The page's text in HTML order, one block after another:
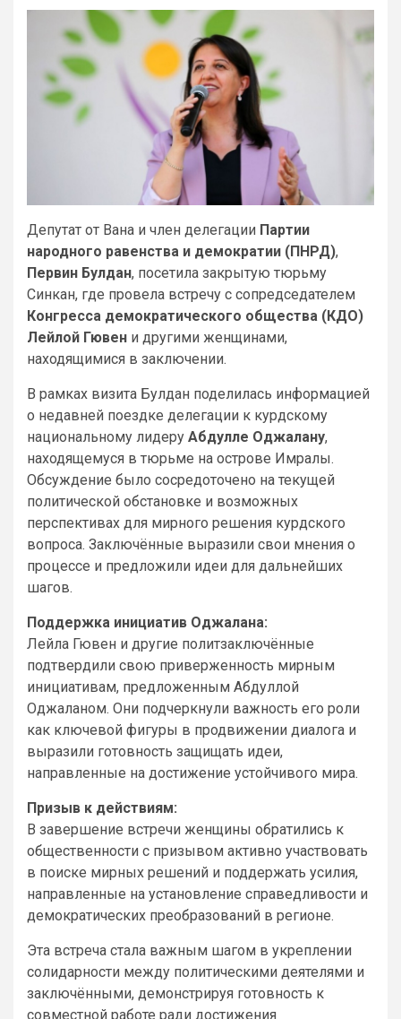
Депутат от Вана и член делегации Партии
народного равенства и демократии (ПНРД),
Первин Булдан, посетила закрытую тюрьму
Синкан, где провела встречу с сопредседателем
Конгресса демократического общества (КДО)
Лейлой Гювен и другими женщинами,
находящимися в заключении.
В рамках визита Булдан поделилась информацией
о недавней поездке делегации к курдскому
национальному лидеру Абдулле Оджалану,
находящемуся в тюрьме на острове Имралы.
Обсуждение было сосредоточено на текущей
политической обстановке и возможных
перспективах для мирного решения курдского
вопроса. Заключённые выразили свои мнения о
процессе и предложили идеи для дальнейших
шагов.
Поддержка инициатив Оджалана:
Лейла Гювен и другие политзаключённые
подтвердили свою приверженность мирным
инициативам, предложенным Абдуллой
Оджаланом. Они подчеркнули важность его роли
как ключевой фигуры в продвижении диалога и
выразили готовность защищать идеи,
направленные на достижение устойчивого мира.
Призыв к действиям:
В завершение встречи женщины обратились к
общественности с призывом активно участвовать
в поиске мирных решений и поддержать усилия,
направленные на установление справедливости и
демократических преобразований в регионе.
Эта встреча стала важным шагом в укреплении
солидарности между политическими деятелями и
заключёнными, демонстрируя готовность к
совместной работе ради достижения